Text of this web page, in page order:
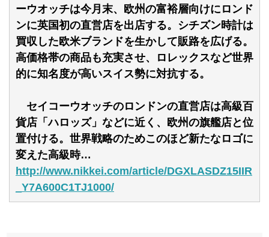
ーウオッチは今月末、欧州の富裕層向けにロンド
ンに英国初の直営店を出店する。シチズン時計は
買収した欧米ブランドを生かして販路を広げる。
高価格帯の商品も充実させ、ロレックスなど世界
的に知名度が高いスイス勢に対抗する。
セイコーウオッチのロンドンの直営店は高級百
貨店「ハロッズ」などに近く、欧州の旗艦店と位
置付ける。世界戦略のためこのほど新たなロゴに
変えた高級時…
http://www.nikkei.com/article/DGXLASDZ15IIR
_Y7A600C1TJ1000/